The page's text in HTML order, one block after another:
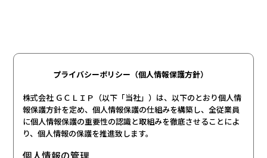
プライバシーポリシー（個人情報保護方針）
株式会社 ＧＣＬＩＰ（以下「当社」）は、以下のとおり個人情
報保護方針を定め、個人情報保護の仕組みを構築し、全従業員
に個人情報保護の重要性の認識と取組みを徹底させることによ
り、個人情報の保護を推進致します。
個人情報の管理